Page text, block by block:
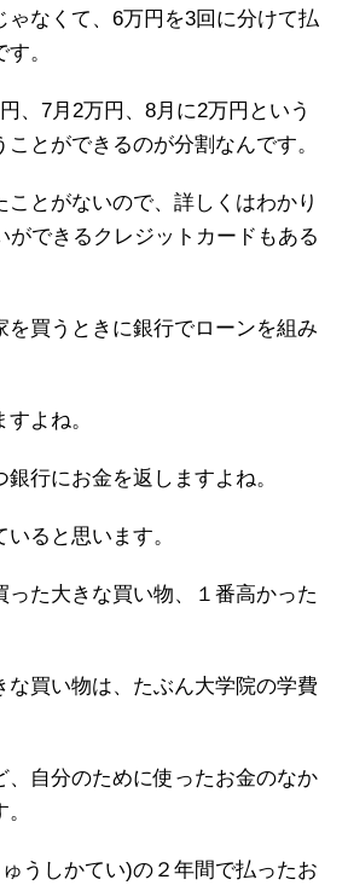
ゃなくて、6万円を3回に分けて払
。
、7月2万円、8月に2万円という
とができるのが分割なんです。
とがないので、詳しくはわかり
ができるクレジットカードもある
を買うときに銀行でローンを組み
よね。
行にお金を返しますよね。
ると思います。
った大きな買い物、１番高かった
な買い物は、たぶん大学院の学費
、自分のために使ったお金のなか
うしかてい)の２年間で払ったお